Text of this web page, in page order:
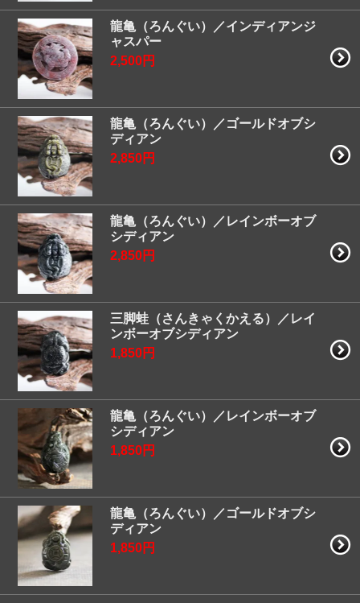
龍亀（ろんぐい）／インディアンジ
ャスパー
2,500円
龍亀（ろんぐい）／ゴールドオブシ
ディアン
2,850円
龍亀（ろんぐい）／レインボーオブ
シディアン
2,850円
三脚蛙（さんきゃくかえる）／レイ
ンボーオブシディアン
1,850円
龍亀（ろんぐい）／レインボーオブ
シディアン
1,850円
龍亀（ろんぐい）／ゴールドオブシ
ディアン
1,850円